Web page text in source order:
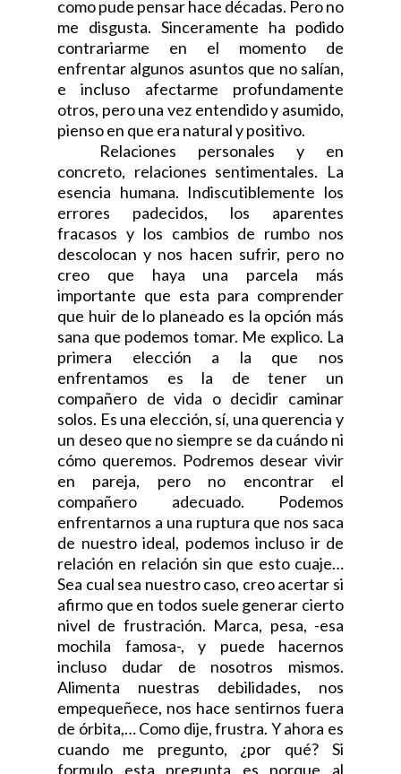
como pude pensar hace décadas. Pero no
me disgusta. Sinceramente ha podido
contrariarme en el momento de
enfrentar algunos asuntos que no salían,
e incluso afectarme profundamente
otros, pero una vez entendido y asumido,
pienso en que era natural y positivo.
Relaciones personales y en
concreto, relaciones sentimentales. La
esencia humana. Indiscutiblemente los
errores padecidos, los aparentes
fracasos y los cambios de rumbo nos
descolocan y nos hacen sufrir, pero no
creo que haya una parcela más
importante que esta para comprender
que huir de lo planeado es la opción más
sana que podemos tomar. Me explico. La
primera elección a la que nos
enfrentamos es la de tener un
compañero de vida o decidir caminar
solos. Es una elección, sí, una querencia y
un deseo que no siempre se da cuándo ni
cómo queremos. Podremos desear vivir
en pareja, pero no encontrar el
compañero adecuado. Podemos
enfrentarnos a una ruptura que nos saca
de nuestro ideal, podemos incluso ir de
relación en relación sin que esto cuaje…
Sea cual sea nuestro caso, creo acertar si
afirmo que en todos suele generar cierto
nivel de frustración. Marca, pesa, -esa
mochila famosa-, y puede hacernos
incluso dudar de nosotros mismos.
Alimenta nuestras debilidades, nos
empequeñece, nos hace sentirnos fuera
de órbita,… Como dije, frustra. Y ahora es
cuando me pregunto, ¿por qué? Si
formulo esta pregunta es porque al